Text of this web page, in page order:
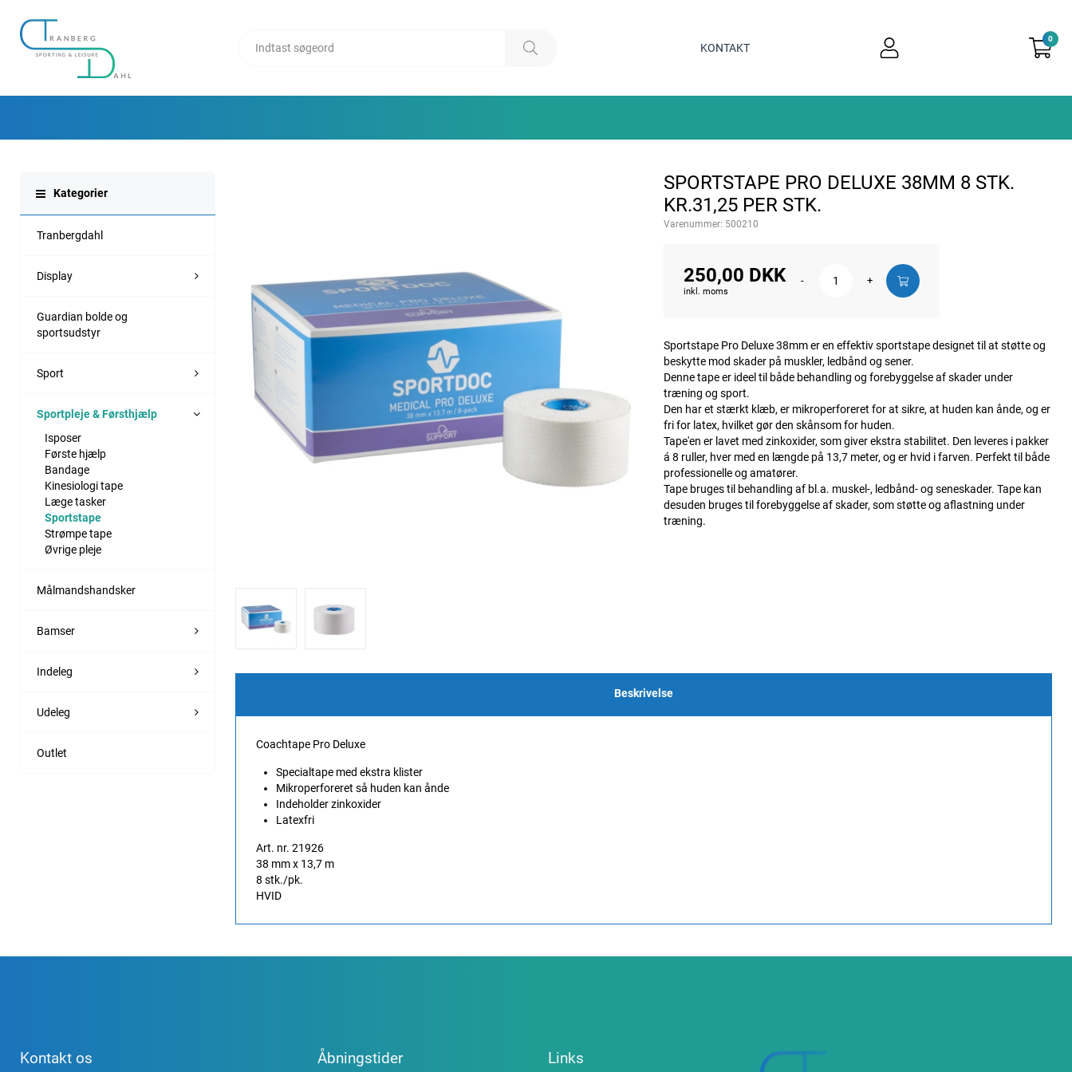
KONTAKT
0
Kategorier
Tranbergdahl
Display
Guardian bolde og
sportsudstyr
Sport
Sportpleje & Førsthjælp
Isposer
Første hjælp
Bandage
Kinesiologi tape
Læge tasker
Sportstape
Strømpe tape
Øvrige pleje
Målmandshandsker
Bamser
Indeleg
Udeleg
Outlet
SPORTSTAPE PRO DELUXE 38MM 8 STK.
KR.31,25 PER STK.
Varenummer: 500210
250,00 DKK
inkl. moms
- +
Sportstape Pro Deluxe 38mm er en effektiv sportstape designet til at støtte og
beskytte mod skader på muskler, ledbånd og sener.
Denne tape er ideel til både behandling og forebyggelse af skader under
træning og sport.
Den har et stærkt klæb, er mikroperforeret for at sikre, at huden kan ånde, og er
fri for latex, hvilket gør den skånsom for huden.
Tape'en er lavet med zinkoxider, som giver ekstra stabilitet. Den leveres i pakker
á 8 ruller, hver med en længde på 13,7 meter, og er hvid i farven. Perfekt til både
professionelle og amatører.
Tape bruges til behandling af bl.a. muskel-, ledbånd- og seneskader. Tape kan
desuden bruges til forebyggelse af skader, som støtte og aflastning under
træning.
Beskrivelse
Coachtape Pro Deluxe
Specialtape med ekstra klister
Mikroperforeret så huden kan ånde
Indeholder zinkoxider
Latexfri
Art. nr. 21926
38 mm x 13,7 m
8 stk./pk.
HVID
Kontakt os Åbningstider Links